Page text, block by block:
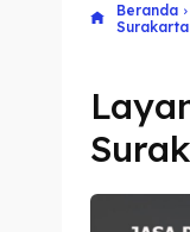
Beranda
Surakarta